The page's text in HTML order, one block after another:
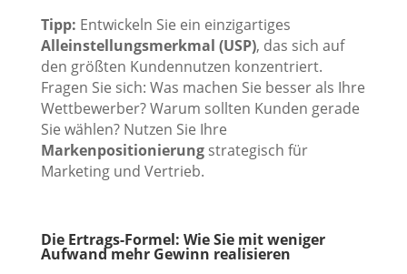
Tipp: Entwickeln Sie ein einzigartiges
Alleinstellungsmerkmal (USP), das sich auf
den größten Kundennutzen konzentriert.
Fragen Sie sich: Was machen Sie besser als Ihre
Wettbewerber? Warum sollten Kunden gerade
Sie wählen? Nutzen Sie Ihre
Markenpositionierungstrategisch für
Marketing und Vertrieb.
Die Ertrags-Formel: Wie Sie mit weniger
Aufwand mehr Gewinn realisieren